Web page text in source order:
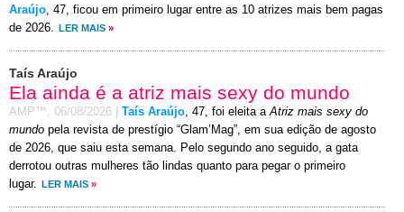
Araújo, 47, ficou em primeiro lugar entre as 10 atrizes mais bem pagas
de 2026.
LER MAIS »
Taís Araújo
Ela ainda é a atriz mais sexy do mundo
AMP™, 06/08/2026 Taís Araújo, 47, foi eleita aAtriz mais sexy do
mundo pela revista de prestígio “Glam’Mag”, em sua edição de agosto
de 2026, que saiu esta semana. Pelo segundo ano seguido, a gata
derrotou outras mulheres tão lindas quanto para pegar o primeiro
lugar.
LER MAIS »